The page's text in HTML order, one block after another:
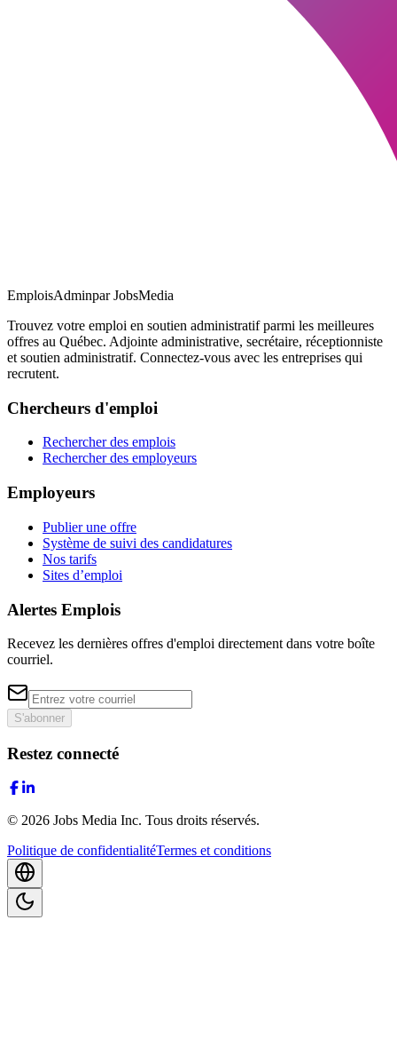
EmploisAdminpar JobsMedia
Trouvez votre emploi en soutien administratif parmi les meilleures
offres au Québec. Adjointe administrative, secrétaire, réceptionniste
et soutien administratif. Connectez-vous avec les entreprises qui
recrutent.
Chercheurs d'emploi
Rechercher des emplois
Rechercher des employeurs
Employeurs
Publier une offre
Système de suivi des candidatures
Nos tarifs
Sites d’emploi
Alertes Emplois
Recevez les dernières offres d'emploi directement dans votre boîte
courriel.
S'abonner
Restez connecté
© 2026 Jobs Media Inc. Tous droits réservés.
Politique de confidentialitéTermes et conditions